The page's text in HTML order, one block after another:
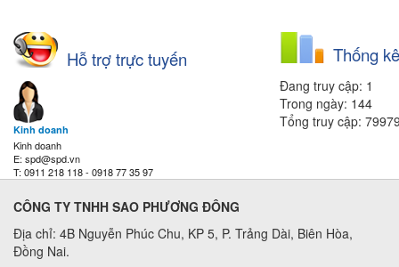
Hỗ trợ trực tuyến
Kinh doanh
Kinh doanh
E: spd@spd.vn
T: 0911 218 118 - 0918 77 35 97
Thống
Đang truy cập: 1
Trong ngày: 144
Tổng truy cập:
CÔNG TY TNHH SAO PHƯƠNG ĐÔNG
Địa chỉ: 4B Nguyễn Phúc Chu, KP 5, P. Trảng Dài, Biên Hòa,
Đồng Nai.